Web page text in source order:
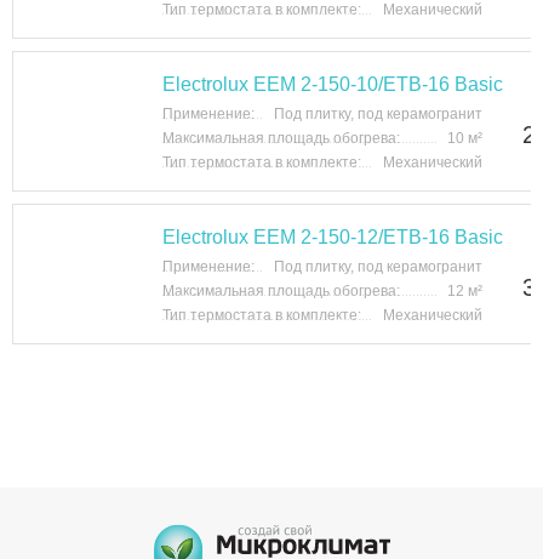
Тип термостата в комплекте:
Механический
Electrolux EEM 2-150-10/ETB-16 Basic
Применение:
Под плитку, под керамогранит
Максимальная площадь обогрева:
10 м²
Тип термостата в комплекте:
Механический
Electrolux EEM 2-150-12/ETB-16 Basic
Применение:
Под плитку, под керамогранит
Максимальная площадь обогрева:
12 м²
Тип термостата в комплекте:
Механический